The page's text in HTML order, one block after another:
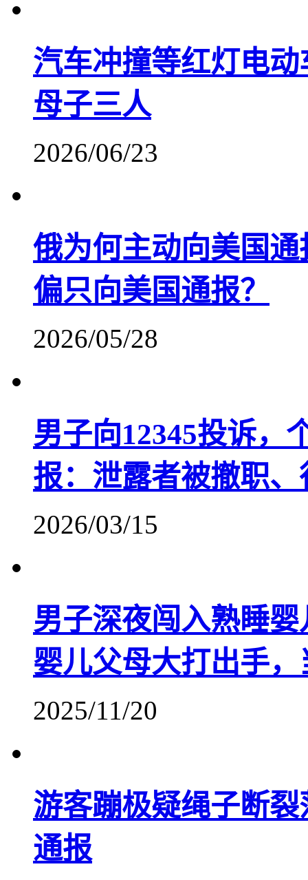
汽车冲撞等红灯电
母子三人
2026/06/23
俄为何主动向美国
偏只向美国通报？
2026/05/28
男子向12345投诉，
报：泄露者被撤职、
2026/03/15
男子深夜闯入熟睡
婴儿父母大打出手，
2025/11/20
游客蹦极疑绳子断
通报